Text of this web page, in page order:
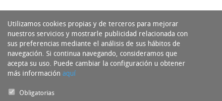
Utilizamos cookies propias y de terceros para mejorar
nuestros servicios y mostrarle publicidad relacionada con
sus preferencias mediante el análisis de sus hábitos de
navegación. Si continua navegando, consideramos que
acepta su uso. Puede cambiar la configuración u obtener
más información aquí
Obligatorias